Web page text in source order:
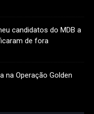
candidatos do MDB a
de fora
na Operação Golden